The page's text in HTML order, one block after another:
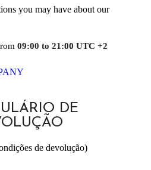
you may have about our
09:00 to 21:00 UTC +2
DE
de devolução)